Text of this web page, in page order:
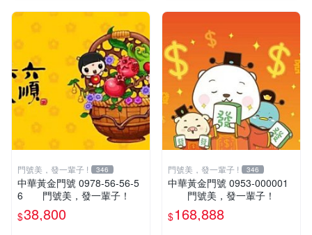
門號美，發一輩子 ! 346
中華黃金門號 0978-56-56-5
6 門號美，發一輩子！
$38,800
門號美，發一輩子 ! 346
中華黃金門號 0953-000001
門號美，發一輩子！
$168,888